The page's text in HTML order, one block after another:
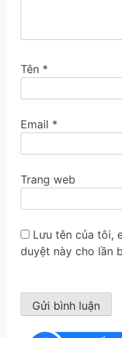
Tên *
Email *
Trang web
Lưu tên của tôi,
duyệt này cho lần